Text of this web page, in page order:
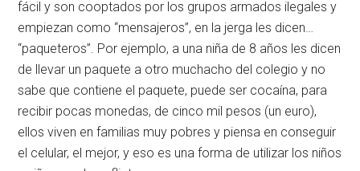
fácil y son cooptados por los grupos armados ilegales y
empiezan como “mensajeros”, en la jerga les dicen…
“paqueteros”. Por ejemplo, a una niña de 8 años les dicen
de llevar un paquete a otro muchacho del colegio y no
sabe que contiene el paquete, puede ser cocaína, para
recibir pocas monedas, de cinco mil pesos (un euro),
ellos viven en familias muy pobres y piensa en conseguir
el celular, el mejor, y eso es una forma de utilizar los niños